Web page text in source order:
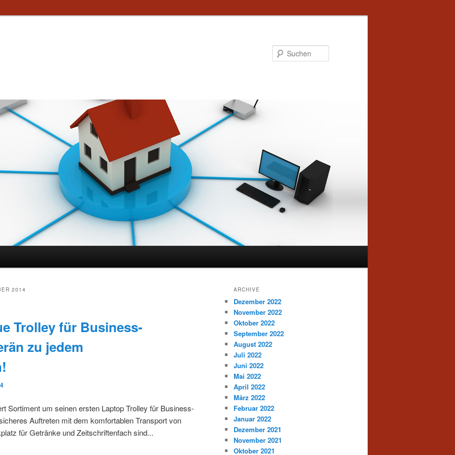
2014
Trolley für Business-
zu jedem
Sortiment um seinen ersten Laptop Trolley für Business-
Auftreten mit dem komfortablen Transport von
für Getränke und Zeitschriftenfach sind...
ARCHIVE
Dezember 2022
November 2022
Oktober 2022
September 2022
August 2022
Juli 2022
Juni 2022
Mai 2022
April 2022
März 2022
Februar 2022
Januar 2022
Dezember 2021
November 2021
Oktober 2021